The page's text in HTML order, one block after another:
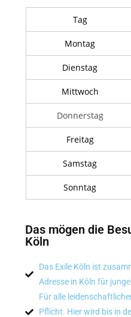
Tag
Montag
Dienstag
Mittwoch
Donnerstag
Freitag
Samstag
Sonntag
Das mögen die
Köln
Das Exile Köln ist
Adresse in Köln für
Für alle
Pflicht. Hier wird bis in